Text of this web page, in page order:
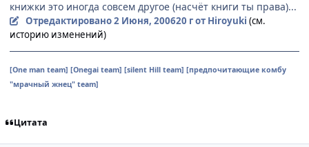
книжки это иногда совсем другое (насчёт книги ты права)...
Отредактировано2 Июня, 200620 гот Hiroyuki (см.
историю изменений)
[One man team] [Onegai team] [silent Hill team] [предпочитающие комбу
"мрачный жнец" team]
Цитата